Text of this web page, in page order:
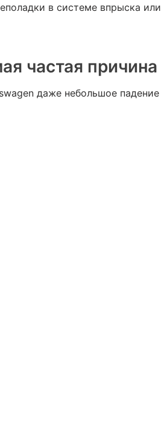
в системе впрыска или
частая причина
даже небольшое падение